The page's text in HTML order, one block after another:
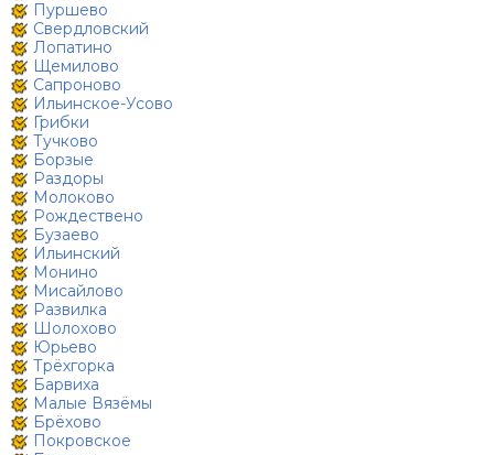
Пуршево
Свердловский
Лопатино
Щемилово
Сапроново
Ильинское-Усово
Грибки
Тучково
Борзые
Раздоры
Молоково
Рождествено
Бузаево
Ильинский
Монино
Мисайлово
Развилка
Шолохово
Юрьево
Трёхгорка
Барвиха
Малые Вязёмы
Брёхово
Покровское